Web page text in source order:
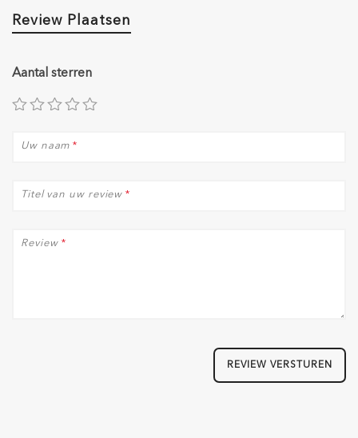
Review Plaatsen
Aantal sterren
*
Uw naam
*
Titel van uw review
*
Review
REVIEW VERSTUREN